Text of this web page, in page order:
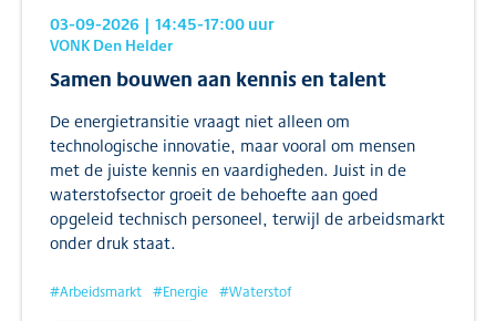
03-09-2026 | 14:45-17:00uur
VONK Den Helder
Samen bouwen aan kennis en talent
De energietransitie vraagt niet alleen om
technologische innovatie, maar vooral om mensen
met de juiste kennis en vaardigheden. Juist in de
waterstofsector groeit de behoefte aan goed
opgeleid technisch personeel, terwijl de arbeidsmarkt
onder druk staat.
#Arbeidsmarkt #Energie #Waterstof